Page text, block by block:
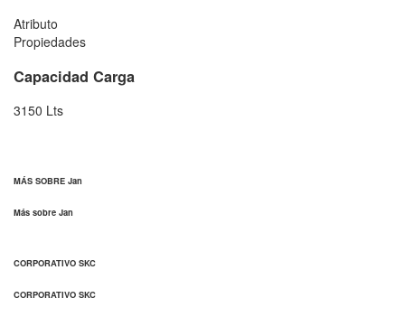
Atributo
Propiedades
Capacidad Carga
3150 Lts
MÁS SOBRE Jan
Más sobre Jan
CORPORATIVO SKC
CORPORATIVO SKC